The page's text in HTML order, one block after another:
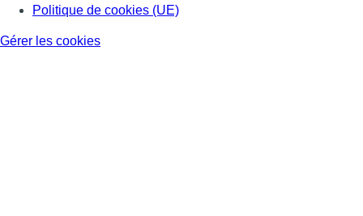
Politique de cookies (UE)
Gérer les cookies